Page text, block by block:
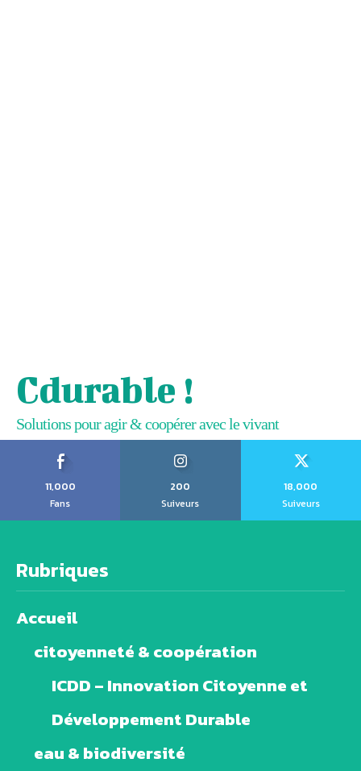
Cdurable !
Solutions pour agir & coopérer avec le vivant
11,000
Fans
200
Suiveurs
18,000
Suiveurs
Rubriques
Accueil
citoyenneté & coopération
ICDD – Innovation Citoyenne et
Développement Durable
eau & biodiversité